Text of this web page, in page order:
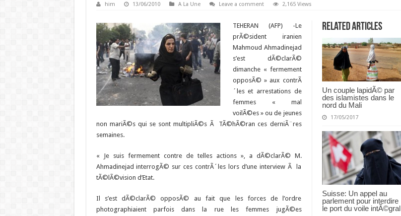
him 13/06/2010 A La Une Leave a comment 2,165 Views
Related Articles
Un couple lapidÃ© par
des islamistes dans le
nord du Mali
17/05/2017
Suisse: Un appel au
parlement pour interdire
le port du voile intÃ©gral
TEHERAN (AFP) -Le
prÃ©sident iranien
Mahmoud Ahmadinejad
s’est dÃ©clarÃ©
dimanche « fermement
opposÃ© » aux contrÃ
´les et arrestations de
femmes « mal
voilÃ©es » ou de jeunes
non mariÃ©s qui se sont multipliÃ©s Ã TÃ©hÃ©ran ces derniÃ¨res
semaines.
« Je suis fermement contre de telles actions », a dÃ©clarÃ© M.
Ahmadinejad interrogÃ© sur ces contrÃ´les lors d’une interview Ã la
tÃ©lÃ©vision d’Etat.
Il s’est dÃ©clarÃ© opposÃ© au fait que les forces de l’ordre
photographiaient parfois dans la rue les femmes jugÃ©es